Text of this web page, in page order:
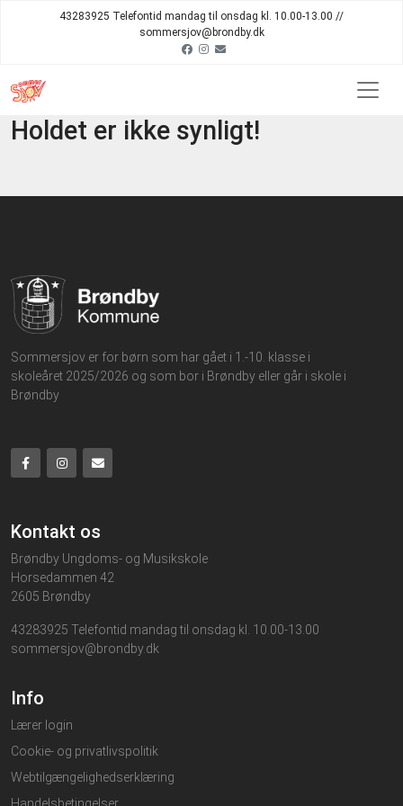
43283925 Telefontid mandag til onsdag kl. 10.00-13.00 //
sommersjov@brondby.dk
Holdet er ikke synligt!
Sommersjov er for børn som har gået i 1.-10. klasse i
skoleåret 2025/2026 og som bor i Brøndby eller går i skole i
Brøndby
Kontakt os
Brøndby Ungdoms- og Musikskole
Horsedammen 42
2605 Brøndby
43283925 Telefontid mandag til onsdag kl. 10.00-13.00
sommersjov@brondby.dk
Info
Lærer login
Cookie- og privatlivspolitik
Webtilgængelighedserklæring